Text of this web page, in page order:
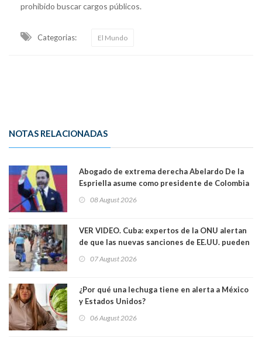
prohibido buscar cargos públicos.
Categorias: El Mundo
NOTAS RELACIONADAS
Abogado de extrema derecha Abelardo De la
Espriella asume como presidente de Colombia
08 August 2026
VER VIDEO. Cuba: expertos de la ONU alertan
de que las nuevas sanciones de EE.UU. pueden
07 August 2026
¿Por qué una lechuga tiene en alerta a México
y Estados Unidos?
06 August 2026